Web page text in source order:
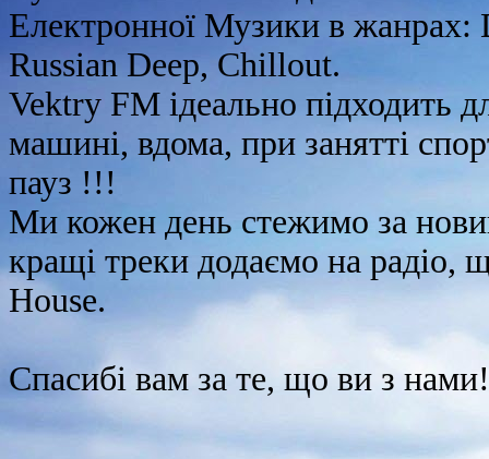
Електронної Музики в жанрах:
Russian Deep, Chillout.
Vektry FM ідеально підходить
машині, вдома, при занятті
пауз !!!
Ми кожен день стежимо за
кращі треки додаємо на радіо,
House.
Спасибі вам за те, що ви з нами!